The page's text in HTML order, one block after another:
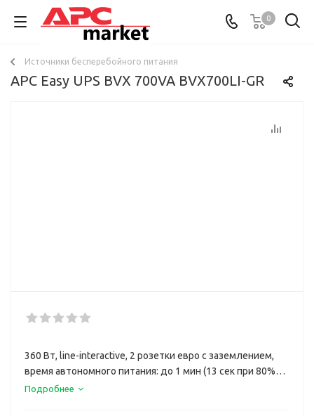
0
Источники бесперебойного питания
APC Easy UPS BVX 700VA BVX700LI-GR
360 Вт, line-interactive, 2 розетки евро с заземлением,
время автономного питания: до 1 мин (13 сек при 80%
нагрузке; 5 мин 3 сек при 50% нагрузке)
Подробнее